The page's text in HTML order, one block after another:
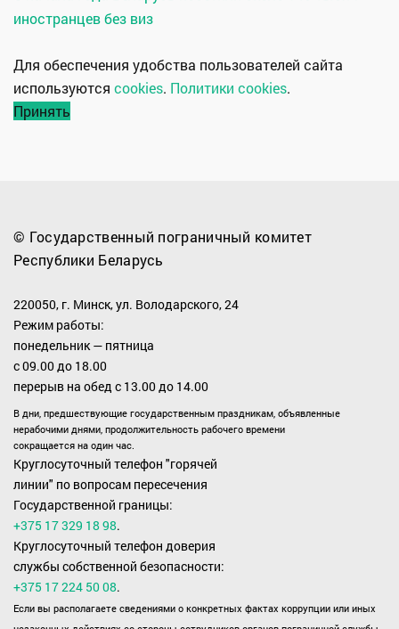
иностранцев без виз
Для обеспечения удобства пользователей сайта
используются cookies. Политики cookies.
Принять
© Государственный пограничный комитет
Республики Беларусь
220050, г. Минск, ул. Володарского, 24
Режим работы:
понедельник — пятница
с 09.00 до 18.00
перерыв на обед с 13.00 до 14.00
В дни, предшествующие государственным праздникам, объявленные
нерабочими днями, продолжительность рабочего времени
сокращается на один час.
Круглосуточный телефон "горячей
линии" по вопросам пересечения
Государственной границы:
+375 17 329 18 98.
Круглосуточный телефон доверия
службы собственной безопасности:
+375 17 224 50 08.
Если вы располагаете сведениями о конкретных фактах коррупции или иных